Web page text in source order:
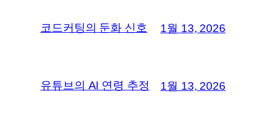
코드커팅의 둔화 신호 1월 13, 2026
유튜브의 AI 연령 추정 1월 13, 2026